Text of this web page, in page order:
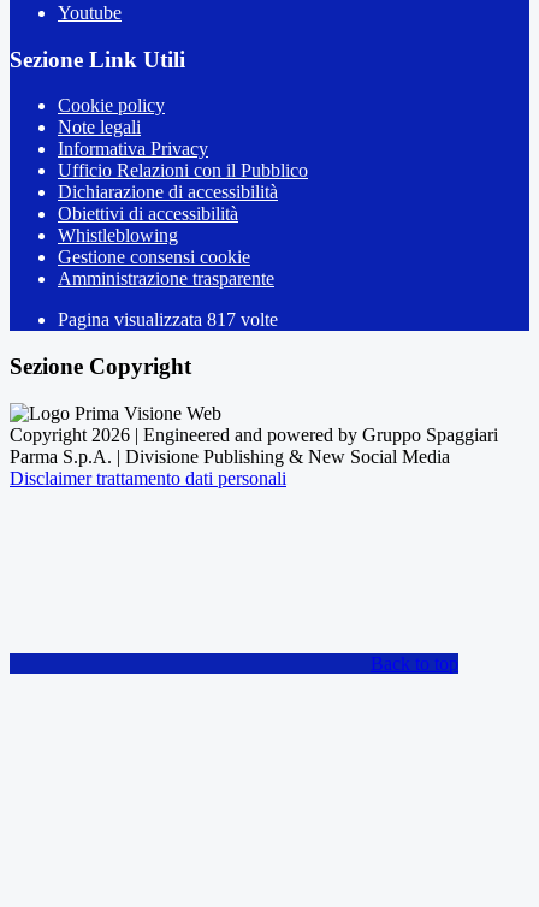
Youtube
Sezione Link Utili
Cookie policy
Note legali
Informativa Privacy
Ufficio Relazioni con il Pubblico
Dichiarazione di accessibilità
Obiettivi di accessibilità
Whistleblowing
Gestione consensi cookie
Amministrazione trasparente
Pagina visualizzata 817 volte
Sezione Copyright
Copyright 2026 | Engineered and powered by Gruppo Spaggiari
Parma S.p.A. | Divisione Publishing & New Social Media
Disclaimer trattamento dati personali
Back to top